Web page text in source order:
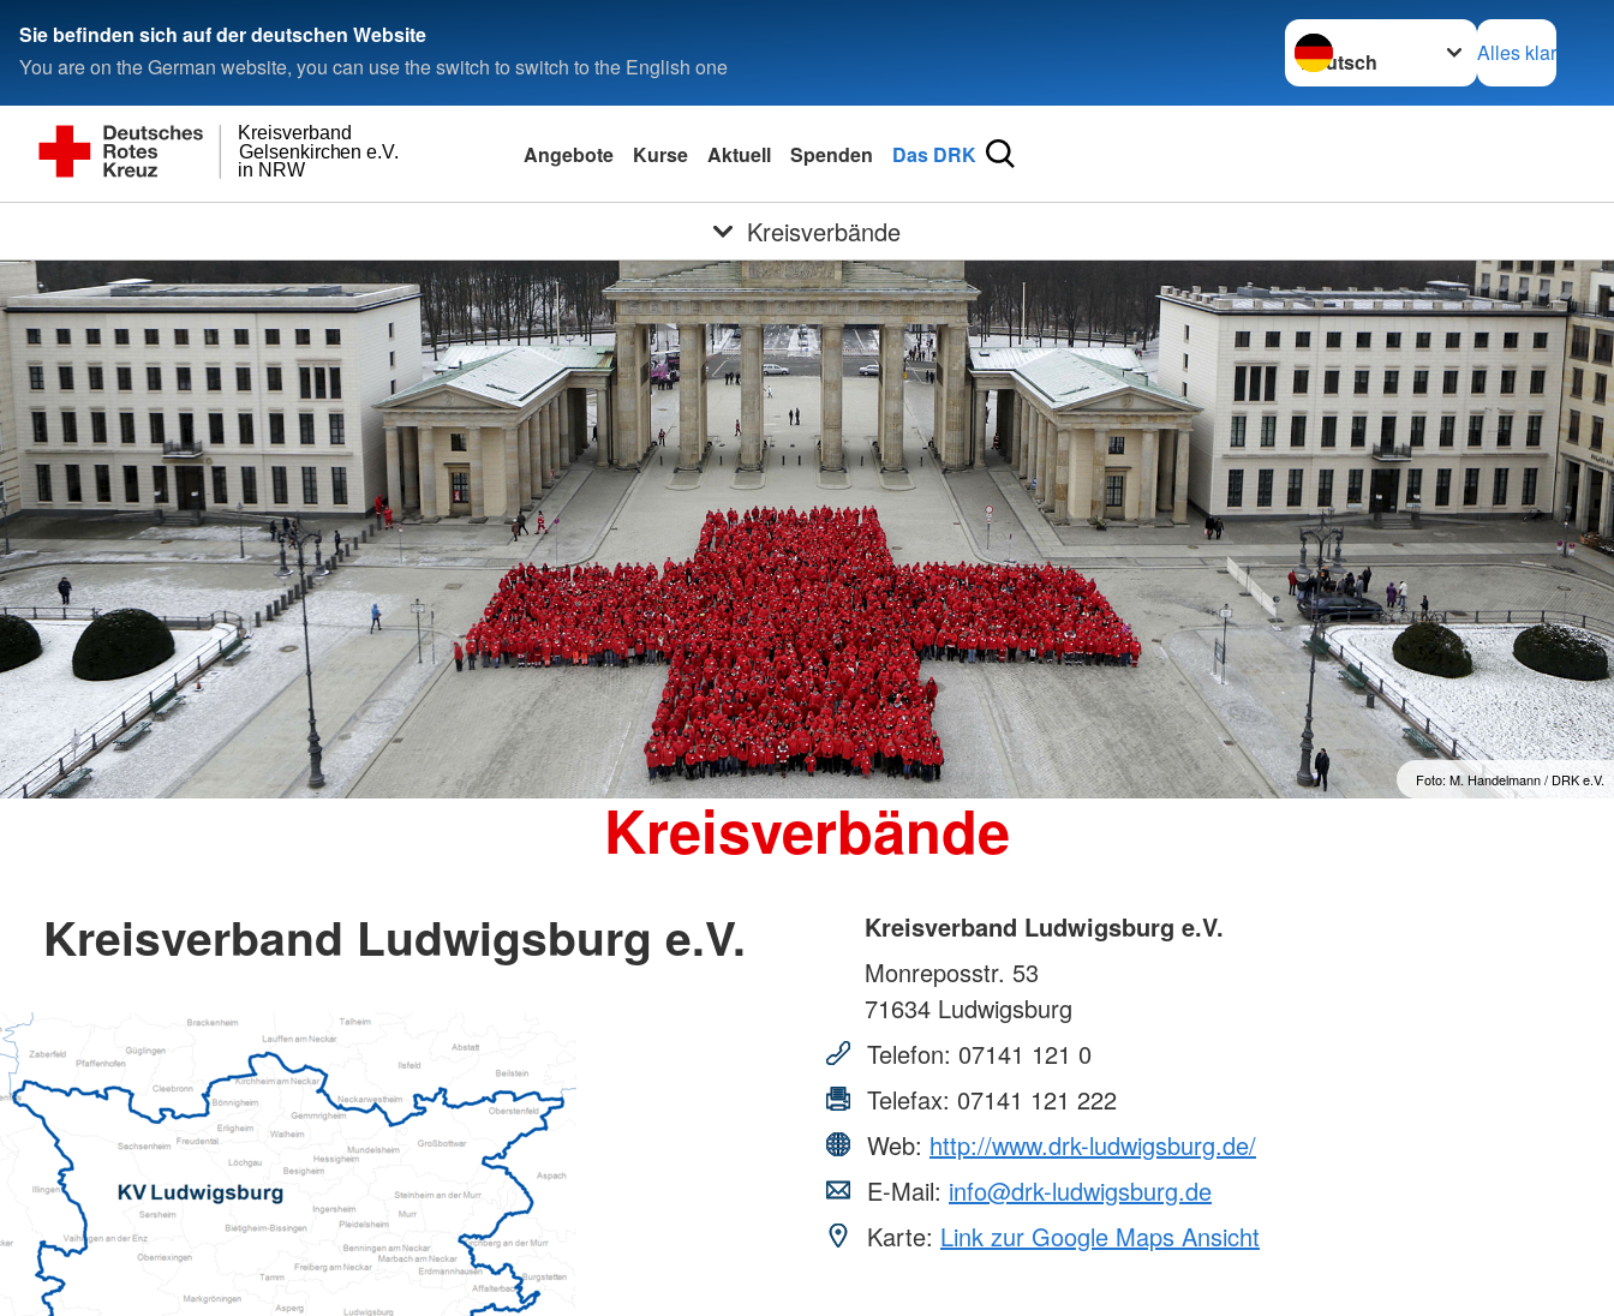
Sie befinden sich auf der deutschen Website
You are on the German website, you can use the switch to switch to the English one
Sprache wechseln zu
Alles klar
in NRW
Gelsenkirchen e.V.
Kreisverband
Angebote Kurse Aktuell Spenden Das DRK
Kreisverbände
Foto: M. Handelmann / DRK e.V.
Kreisverbände
Kreisverband Ludwigsburg e.V.
Kreisverband Ludwigsburg e.V.
Monreposstr. 53
71634 Ludwigsburg
Telefon: 07141 121 0
Telefax: 07141 121 222
Web: http://www.drk-ludwigsburg.de/
E-Mail: info@drk-ludwigsburg.de
Karte: Link zur Google Maps Ansicht